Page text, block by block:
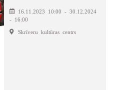
16.11.2023 10:00 - 30.12.2024
- 16:00
Skrīveru kultūras centrs